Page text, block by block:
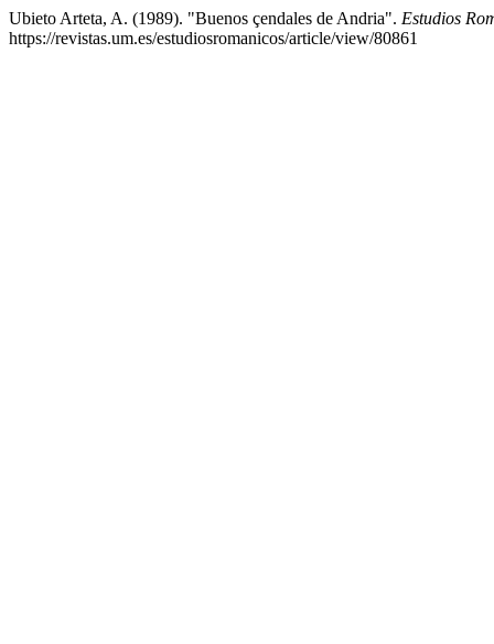
Ubieto Arteta, A. (1989). "Buenos çendales de Andria". Estudios
https://revistas.um.es/estudiosromanicos/article/view/80861